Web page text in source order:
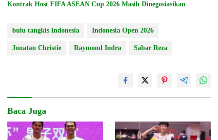
Kontrak Host FIFA ASEAN Cup 2026 Masih Dinegosiasikan
bulu tangkis Indonesia Indonesia Open 2026
Jonatan Christie Raymond Indra Sabar Reza
Baca Juga